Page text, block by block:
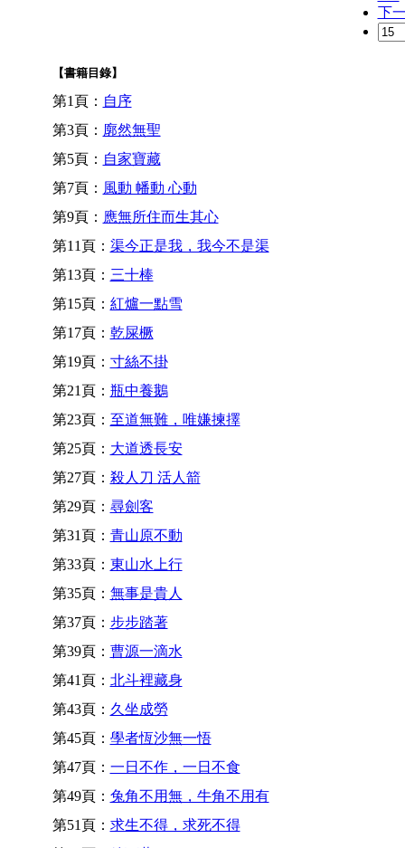
下
【書籍目錄】
第1頁： 自序
第3頁： 廓然無聖
第5頁： 自家寶藏
第7頁： 風動 幡動 心動
第9頁： 應無所住而生其心
第11頁： 渠今正是我，我今不是渠
第13頁： 三十棒
第15頁： 紅爐一點雪
第17頁： 乾屎橛
第19頁： 寸絲不掛
第21頁： 瓶中養鵝
第23頁： 至道無難，唯嫌揀擇
第25頁： 大道透長安
第27頁： 殺人刀 活人箭
第29頁： 尋劍客
第31頁： 青山原不動
第33頁： 東山水上行
第35頁： 無事是貴人
第37頁： 步步踏著
第39頁： 曹源一滴水
第41頁： 北斗裡藏身
第43頁： 久坐成勞
第45頁： 學者恆沙無一悟
第47頁： 一日不作，一日不食
第49頁： 兔角不用無，牛角不用有
第51頁： 求生不得，求死不得